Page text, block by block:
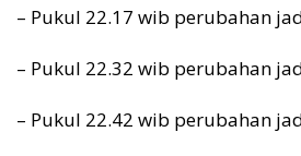
– Pukul 22.17 wib perubahan
– Pukul 22.32 wib perubahan
– Pukul 22.42 wib perubahan